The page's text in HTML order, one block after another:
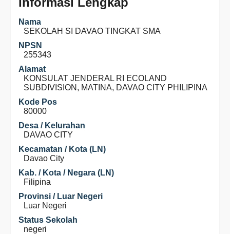
Nama
SEKOLAH SI DAVAO TINGKAT SMA
NPSN
255343
Alamat
KONSULAT JENDERAL RI ECOLAND
SUBDIVISION, MATINA, DAVAO CITY PHILIPINA
Kode Pos
80000
Desa / Kelurahan
DAVAO CITY
Kecamatan / Kota (LN)
Davao City
Kab. / Kota / Negara (LN)
Filipina
Provinsi / Luar Negeri
Luar Negeri
Status Sekolah
negeri